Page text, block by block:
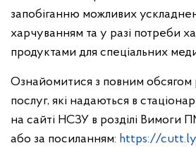
запобіганню можливих
харчуванням та у разі потреби
продуктами для спеціальних
Ознайомитися з повним обсягом
послуг, які надаються в
на сайті НСЗУ в розділі Вимоги
або за посиланням: https://